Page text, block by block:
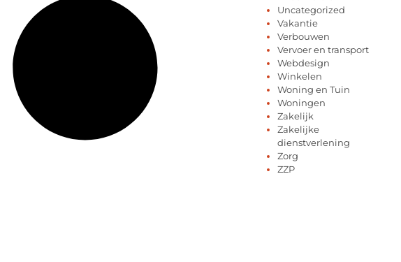
Uncategorized
Vakantie
Verbouwen
Vervoer en transport
Webdesign
Winkelen
Woning en Tuin
Woningen
Zakelijk
Zakelijke
dienstverlening
Zorg
ZZP